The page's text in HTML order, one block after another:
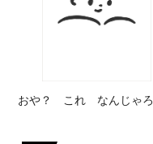
おや？ これ なんじゃろ